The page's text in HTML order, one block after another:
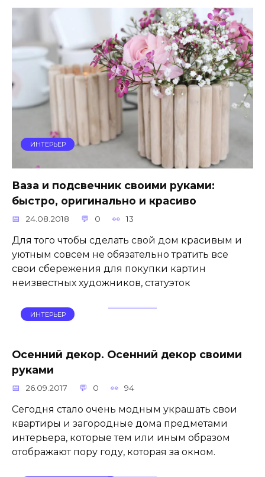
ИНТЕРЬЕР
Ваза и подсвечник своими руками:
быстро, оригинально и красиво
24.08.2018 0 13
Для того чтобы сделать свой дом красивым и
уютным совсем не обязательно тратить все
свои сбережения для покупки картин
неизвестных художников, статуэток
ИНТЕРЬЕР
Осенний декор. Осенний декор своими
руками
26.09.2017 0 94
Сегодня стало очень модным украшать свои
квартиры и загородные дома предметами
интерьера, которые тем или иным образом
отображают пору году, которая за окном.